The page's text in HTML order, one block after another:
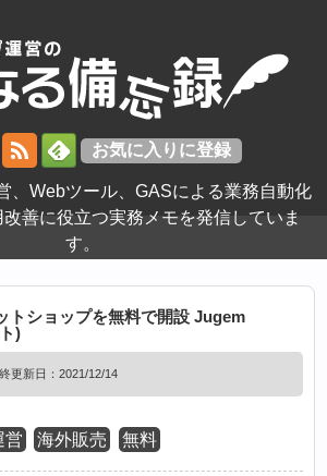
、Webツール、GASによる業務自動化
善に役立つ実務メモを発信していま
す。
トショップを無料で開設 Jugem
)
更新日：2021/12/14
営 海外販売 無料